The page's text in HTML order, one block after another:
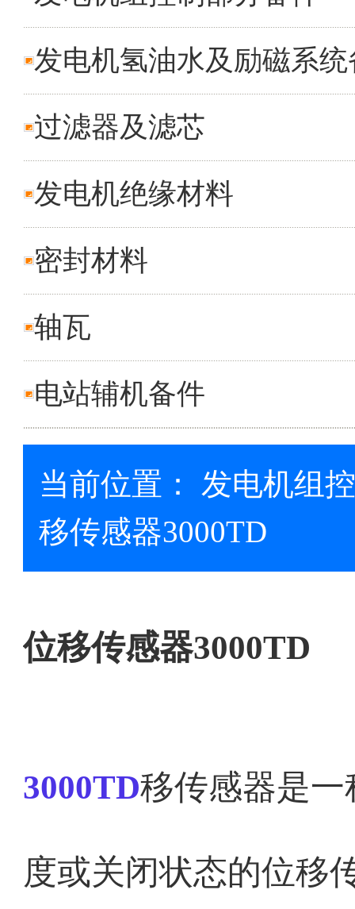
发电机氢油水及励磁系统
过滤器及滤芯
发电机绝缘材料
密封材料
轴瓦
电站辅机备件
当前位置： 发电机组
移传感器3000TD
位移传感器3000TD
3000TD移传感器是
度或关闭状态的位移